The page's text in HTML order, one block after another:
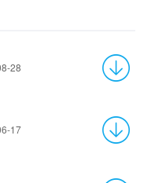
28
17